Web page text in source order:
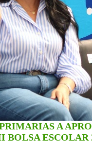
A
BOLSA ESCOLAR